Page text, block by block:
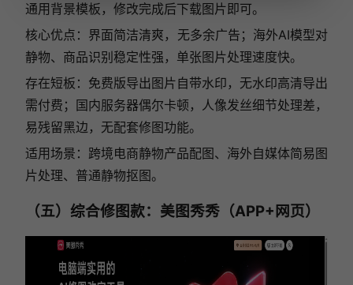
通用背景模板，修改完成后下载图片即可。
核心优点：界面简洁清爽，无多余广告；海外AI模型对
静物、商品识别稳定性强，单张图片处理速度快。
存在短板：免费版导出图片自带水印，无水印高清导出
需付费；国内服务器偶尔卡顿，人像发丝细节处理差，
易残留黑边，无配套修图功能。
适用场景：跨境电商静物产品配图、海外自媒体简易图
片处理、普通静物抠图。
（五）综合修图款：美图秀秀（APP+网页）